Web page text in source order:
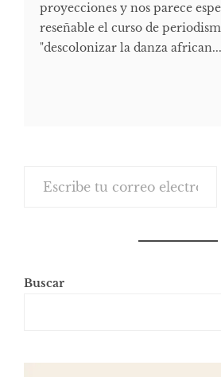
proyecciones y nos parece
reseñable el curso de
"descolonizar la danza african...
Buscar